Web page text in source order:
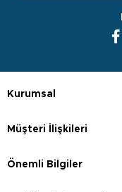
Kurumsal
Müşteri İlişkileri
Önemli Bilgiler